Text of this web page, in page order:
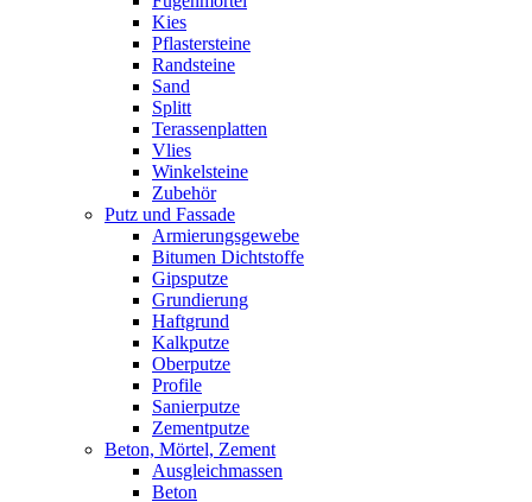
Kies
Pflastersteine
Randsteine
Sand
Splitt
Terassenplatten
Vlies
Winkelsteine
Zubehör
Putz und Fassade
Armierungsgewebe
Bitumen Dichtstoffe
Gipsputze
Grundierung
Haftgrund
Kalkputze
Oberputze
Profile
Sanierputze
Zementputze
Beton, Mörtel, Zement
Ausgleichmassen
Beton